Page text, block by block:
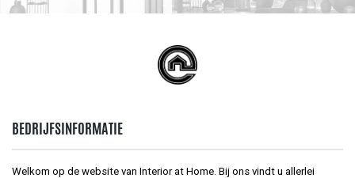
BEDRIJFSINFORMATIE
Welkom op de website van Interior at Home. Bij ons vindt u allerlei